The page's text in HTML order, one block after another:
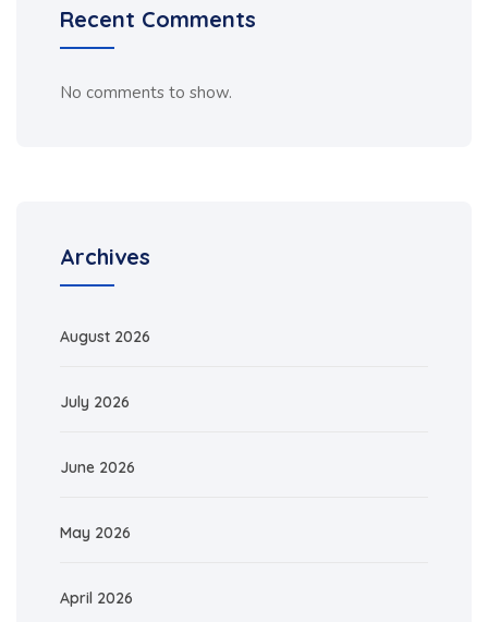
Recent Comments
No comments to show.
Archives
August 2026
July 2026
June 2026
May 2026
April 2026